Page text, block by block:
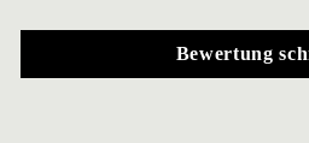
Bewertung